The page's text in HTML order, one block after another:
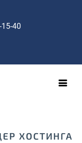
40
ХОСТИНГА